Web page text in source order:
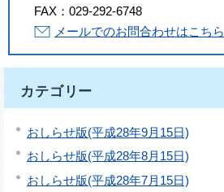
FAX： 029-292-6748
メールでのお問合わせはこちら
カテゴリー
おしらせ版(平成28年9月15日)
おしらせ版(平成28年8月15日)
おしらせ版(平成28年7月15日)